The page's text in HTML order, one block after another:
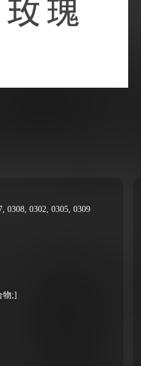
0308, 0302, 0305, 0309
物;]